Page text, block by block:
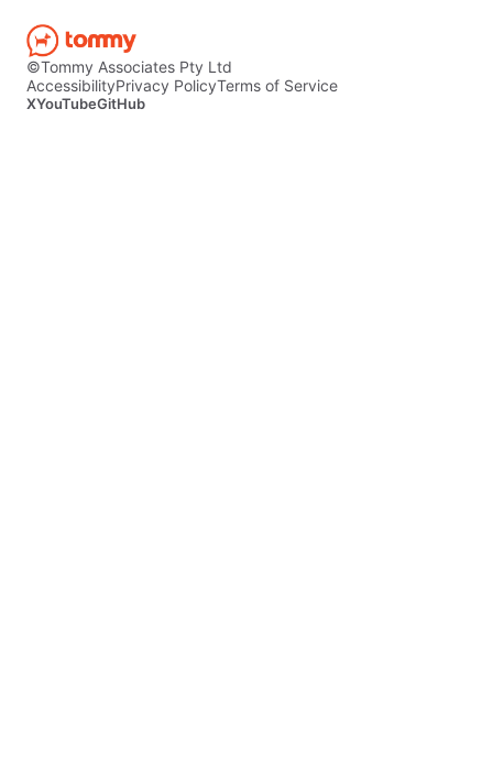
©Tommy Associates Pty Ltd
AccessibilityPrivacy PolicyTerms of Service
XYouTubeGitHub